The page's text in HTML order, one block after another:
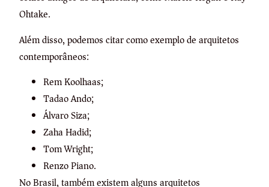
Ohtake.
Além disso, podemos citar como exemplo de arquitetos
contemporâneos:
Rem Koolhaas;
Tadao Ando;
Álvaro Siza;
Zaha Hadid;
Tom Wright;
Renzo Piano.
No Brasil, também existem alguns arquitetos